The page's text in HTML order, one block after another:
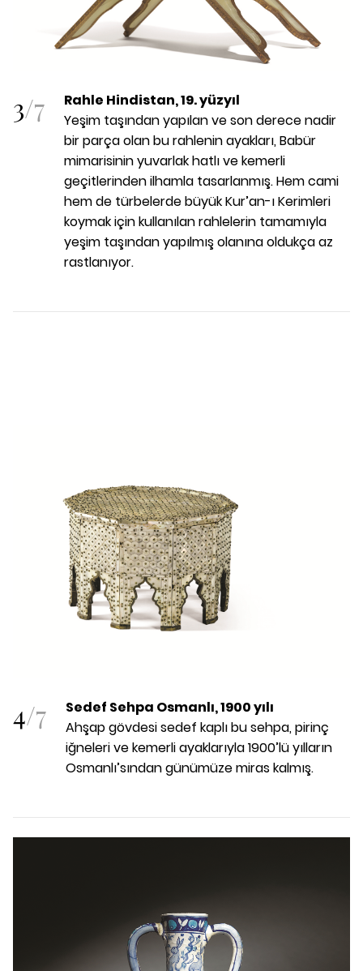
3/7
Rahle Hindistan, 19. yüzyıl
Yeşim taşından yapılan ve son derece nadir
bir parça olan bu rahlenin ayakları, Babür
mimarisinin yuvarlak hatlı ve kemerli
geçitlerinden ilhamla tasarlanmış. Hem cami
hem de türbelerde büyük Kur’an-ı Kerimleri
koymak için kullanılan rahlelerin tamamıyla
yeşim taşından yapılmış olanına oldukça az
rastlanıyor.
4/7
Sedef Sehpa Osmanlı, 1900 yılı
Ahşap gövdesi sedef kaplı bu sehpa, pirinç
iğneleri ve kemerli ayaklarıyla 1900’lü yılların
Osmanlı’sından günümüze miras kalmış.